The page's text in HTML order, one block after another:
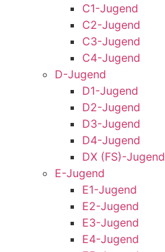
C1-Jugend
C2-Jugend
C3-Jugend
C4-Jugend
D-Jugend
D1-Jugend
D2-Jugend
D3-Jugend
D4-Jugend
DX (FS)-Jugend
E-Jugend
E1-Jugend
E2-Jugend
E3-Jugend
E4-Jugend